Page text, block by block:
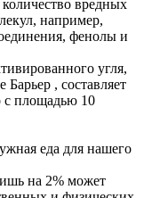
вредных
например,
фенолы и
угля,
Барьер , составляет
с площадью 10
еда для нашего
на 2% может